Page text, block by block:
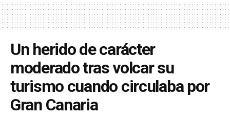
Un herido de carácter
moderado tras volcar su
turismo cuando circulaba por
Gran Canaria